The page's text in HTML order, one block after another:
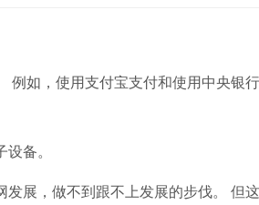
如，使用支付宝支付和使用中央银
备。
展，做不到跟不上发展的步伐。 但